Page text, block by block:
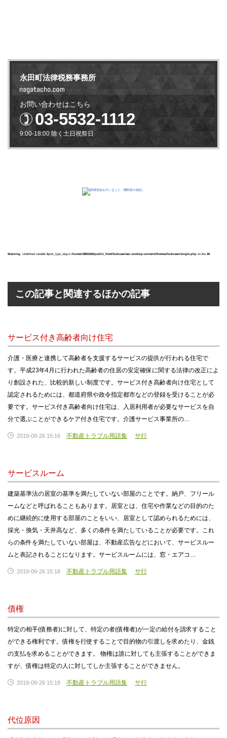
永田町法律税務事務所
お問い合わせはこちら
03-5532-1112
9:00-18:00 除く土日祝祭日
Warning: Undefined variable $post_type_slug in /home/r3893160/public_html/fudosanlaw.com/wp-content/themes/fudosan/single.php on line 26
この記事と関連するほかの記事
サービス付き高齢者向け住宅
介護・医療と連携して高齢者を支援するサービスの提供が行われる住宅で
す。平成23年4月に行われた高齢者の住居の安定確保に関する法律の改正によ
り創設された、比較的新しい制度です。サービス付き高齢者向け住宅として
認定されるためには、都道府県や政令指定都市などの登録を受けることが必
要です。サービス付き高齢者向け住宅は、入居利用者が必要なサービスを自
分で選ぶことができるケア付き住宅です。介護サービス事業所の…
2019-09-26 15:16 不動産トラブル用語集 サ行
サービスルーム
建築基準法の居室の基準を満たしていない部屋のことです。納戸、フリール
ームなどと呼ばれることもあります。居室とは、住宅や作業などの目的のた
めに継続的に使用する部屋のことをいい、居室として認められるためには、
採光・換気・天井高など、多くの条件を満たしていることが必要です。これ
らの条件を満たしていない部屋は、不動産広告などにおいて、サービスルー
ムと表記されることになります。サービスルームには、窓・エアコ…
2019-09-26 15:18 不動産トラブル用語集 サ行
債権
特定の相手(債務者)に対して、特定の者(債権者)が一定の給付を請求すること
ができる権利です。債権を行使することで目的物の引渡しを求めたり、金銭
の支払を求めることができます。 物権は誰に対しても主張することができま
すが、債権は特定の人に対してしか主張することができません。
2019-09-26 15:18 不動産トラブル用語集 サ行
代位原因